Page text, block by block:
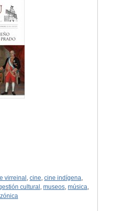
virreinal , cine, cine indígena,
cultural , museos, música,